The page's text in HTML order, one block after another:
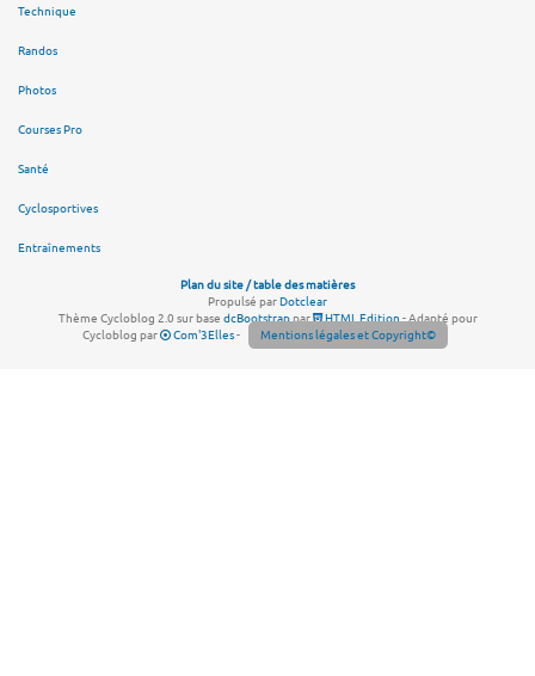
Technique
Randos
Photos
Courses Pro
Santé
Cyclosportives
Entraînements
Plan du site / table des matières
Propulsé parDotclear
Thème Cycloblog 2.0 sur base dcBootstrappar HTML Edition- Adapté pour
Cycloblog par
Com'3Elles- Mentions légales et Copyright©